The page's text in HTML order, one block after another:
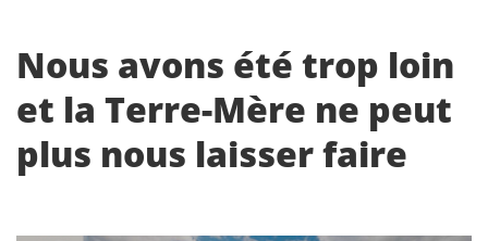
Nous avons été trop loin
et la Terre-Mère ne peut
plus nous laisser faire